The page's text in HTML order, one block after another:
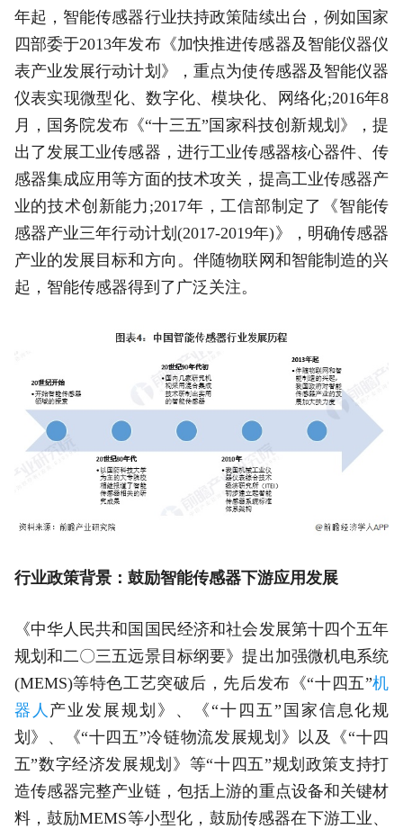
年起，智能传感器行业扶持政策陆续出台，例如国家
四部委于2013年发布《加快推进传感器及智能仪器仪
表产业发展行动计划》，重点为使传感器及智能仪器
仪表实现微型化、数字化、模块化、网络化;2016年8
月，国务院发布《“十三五”国家科技创新规划》，提
出了发展工业传感器，进行工业传感器核心器件、传
感器集成应用等方面的技术攻关，提高工业传感器产
业的技术创新能力;2017年，工信部制定了《智能传
感器产业三年行动计划(2017-2019年)》，明确传感器
产业的发展目标和方向。伴随物联网和智能制造的兴
起，智能传感器得到了广泛关注。
行业政策背景：鼓励智能传感器下游应用发展
《中华人民共和国国民经济和社会发展第十四个五年
规划和二〇三五远景目标纲要》提出加强微机电系统
(MEMS)等特色工艺突破后，先后发布《“十四五”机
器人 产业发展规划》、《“十四五”国家信息化规
划》、《“十四五”冷链物流发展规划》以及《“十四
五”数字经济发展规划》等“十四五”规划政策支持打
造传感器完整产业链，包括上游的重点设备和关键材
料，鼓励MEMS等小型化，鼓励传感器在下游工业、